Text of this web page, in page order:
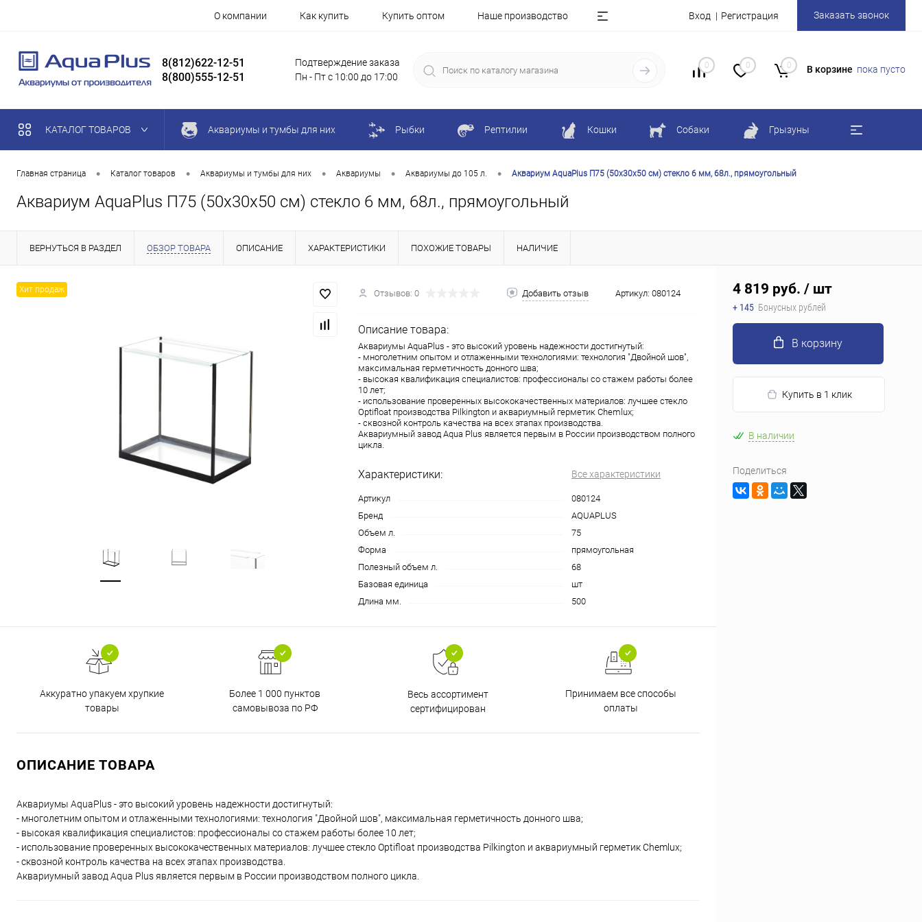
О компании Как купить Купить оптом Наше производство Вход Регистрация Заказать звонок
8(812)622-12-51
8(800)555-12-51
Подтверждение заказа
Пн - Пт с 10:00 до 17:00
0 0 0 В корзине пока пусто
КАТАЛОГ ТОВАРОВ Аквариумы и тумбы для них Рыбки Рептилии Кошки Собаки Грызуны
Главная страница • Каталог товаров • Аквариумы и тумбы для них • Аквариумы • Аквариумы до 105 л. • Аквариум AquaPlus П75 (50х30х50 см) стекло 6 мм, 68л., прямоугольный
Аквариум AquaPlus П75 (50х30х50 см) стекло 6 мм, 68л., прямоугольный
ВЕРНУТЬСЯ В РАЗДЕЛ ОБЗОР ТОВАРА ОПИСАНИЕ ХАРАКТЕРИСТИКИ ПОХОЖИЕ ТОВАРЫ НАЛИЧИЕ
Хит продаж Отзывов: 0 Добавить отзыв Артикул: 080124
Описание товара:
Аквариумы AquaPlus - это высокий уровень надежности достигнутый:
- многолетним опытом и отлаженными технологиями: технология "Двойной шов",
максимальная герметичность донного шва;
- высокая квалификация специалистов: профессионалы со стажем работы более
10 лет;
- использование проверенных высококачественных материалов: лучшее стекло
Optifloat производства Pilkington и аквариумный герметик Chemlux;
- сквозной контроль качества на всех этапах производства.
Аквариумный завод Aqua Plus является первым в России производством полного
цикла.
Характеристики: Все характеристики
Артикул
080124
Бренд
AQUAPLUS
Объем л.
75
Форма
прямоугольная
Полезный объем л.
68
Базовая единица
шт
Длина мм.
500
Аккуратно упакуем хрупкие
товары
Более 1 000 пунктов
самовывоза по РФ
Весь ассортимент
сертифицирован
Принимаем все способы
оплаты
ОПИСАНИЕ ТОВАРА
Аквариумы AquaPlus - это высокий уровень надежности достигнутый:
- многолетним опытом и отлаженными технологиями: технология "Двойной шов", максимальная герметичность донного шва;
- высокая квалификация специалистов: профессионалы со стажем работы более 10 лет;
- использование проверенных высококачественных материалов: лучшее стекло Optifloat производства Pilkington и аквариумный герметик Chemlux;
- сквозной контроль качества на всех этапах производства.
Аквариумный завод Aqua Plus является первым в России производством полного цикла.
4 819 руб. / шт
+ 145 Бонусных рублей
В корзину
Купить в 1 клик
В наличии
Поделиться